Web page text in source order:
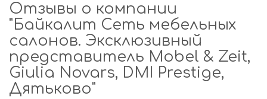
Отзывы о компании
"Байкалит Сеть мебельных
салонов. Эксклюзивный
представитель Mobel & Zeit,
Giulia Novars, DMI Prestige,
Дятьково"